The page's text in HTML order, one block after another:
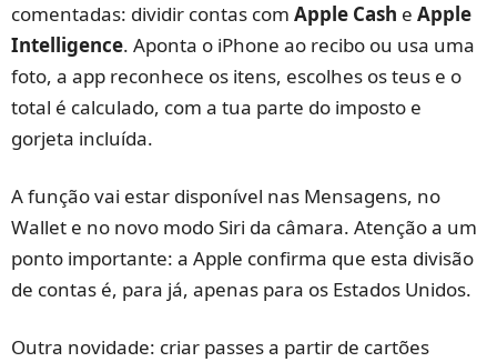
comentadas: dividir contas com Apple Cash e Apple
Intelligence. Aponta o iPhone ao recibo ou usa uma
foto, a app reconhece os itens, escolhes os teus e o
total é calculado, com a tua parte do imposto e
gorjeta incluída.
A função vai estar disponível nas Mensagens, no
Wallet e no novo modo Siri da câmara. Atenção a um
ponto importante: a Apple confirma que esta divisão
de contas é, para já, apenas para os Estados Unidos.
Outra novidade: criar passes a partir de cartões